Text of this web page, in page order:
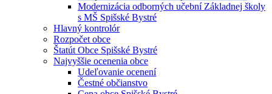
Modernizácia odborných učební Základnej školy
s MŠ Spišské Bystré
Hlavný kontrolór
Rozpočet obce
Štatút Obce Spišské Bystré
Najvyššie ocenenia obce
Udeľovanie ocenení
Čestné občianstvo